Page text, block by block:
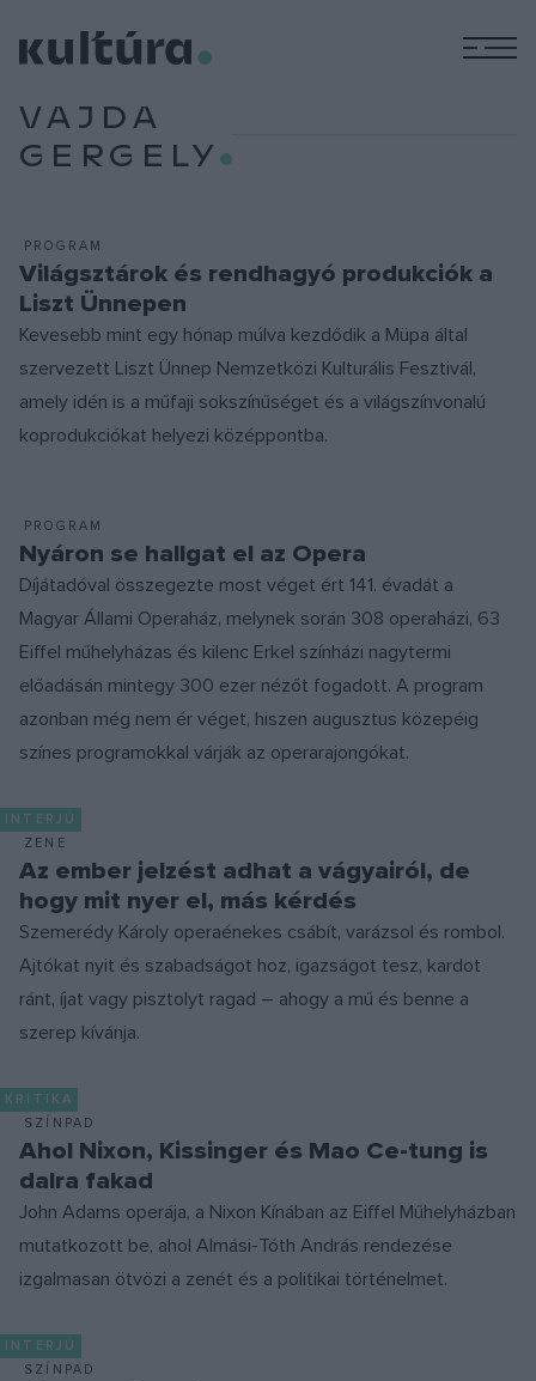
VAJDA
GERGELY
PROGRAM
Világsztárok és rendhagyó produkciók a
Liszt Ünnepen
Kevesebb mint egy hónap múlva kezdődik a Müpa által
szervezett Liszt Ünnep Nemzetközi Kulturális Fesztivál,
amely idén is a műfaji sokszínűséget és a világszínvonalú
koprodukciókat helyezi középpontba.
PROGRAM
Nyáron se hallgat el az Opera
Díjátadóval összegezte most véget ért 141. évadát a
Magyar Állami Operaház, melynek során 308 operaházi, 63
Eiffel műhelyházas és kilenc Erkel színházi nagytermi
előadásán mintegy 300 ezer nézőt fogadott. A program
azonban még nem ér véget, hiszen augusztus közepéig
színes programokkal várják az operarajongókat.
INTERJÚ
ZENE
Az ember jelzést adhat a vágyairól, de
hogy mit nyer el, más kérdés
Szemerédy Károly operaénekes csábít, varázsol és rombol.
Ajtókat nyit és szabadságot hoz, igazságot tesz, kardot
ránt, íjat vagy pisztolyt ragad – ahogy a mű és benne a
szerep kívánja.
KRITIKA
SZÍNPAD
Ahol Nixon, Kissinger és Mao Ce-tung is
dalra fakad
John Adams operája, a Nixon Kínában az Eiffel Műhelyházban
mutatkozott be, ahol Almási-Tóth András rendezése
izgalmasan ötvözi a zenét és a politikai történelmet.
INTERJÚ
SZÍNPAD